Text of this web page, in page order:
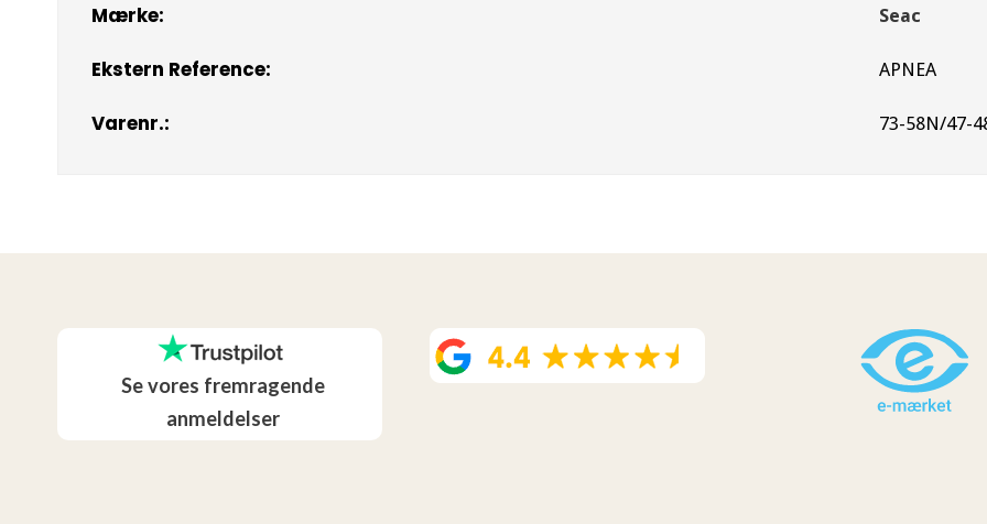
Mærke: Seac
Ekstern Reference: APNEA
Varenr.: 73-58N/47-
Se vores fremragende
anmeldelser